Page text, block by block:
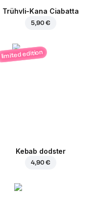
Trühvli-Kana Ciabatta
5,90 €
limited edition
Kebab dodster
4,90 €